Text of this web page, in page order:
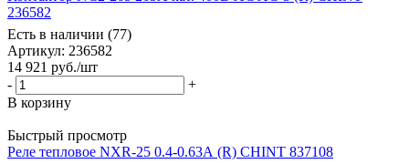
236582
Есть в наличии (77)
Артикул: 236582
14 921 руб./шт
-
+
В корзину
Быстрый просмотр
Реле тепловое NXR-25 0.4-0.63А (R) CHINT 837108